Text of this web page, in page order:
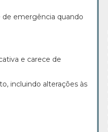
de emergência quando
e carece de
incluindo alterações às